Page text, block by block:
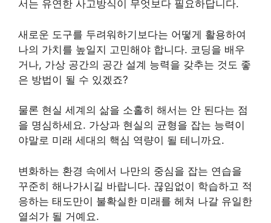
서는 유연한 사고방식이 무엇보다 필요하답니다.
새로운 도구를 두려워하기보다는 어떻게 활용하여
나의 가치를 높일지 고민해야 합니다. 코딩을 배우
거나, 가상 공간의 공간 설계 능력을 갖추는 것도 좋
은 방법이 될 수 있겠죠?
물론 현실 세계의 삶을 소홀히 해서는 안 된다는 점
을 명심하세요. 가상과 현실의 균형을 잡는 능력이
야말로 미래 세대의 핵심 역량이 될 테니까요.
변화하는 환경 속에서 나만의 중심을 잡는 연습을
꾸준히 해나가시길 바랍니다. 끊임없이 학습하고 적
응하는 태도만이 불확실한 미래를 헤쳐 나갈 유일한
열쇠가 될 거예요.